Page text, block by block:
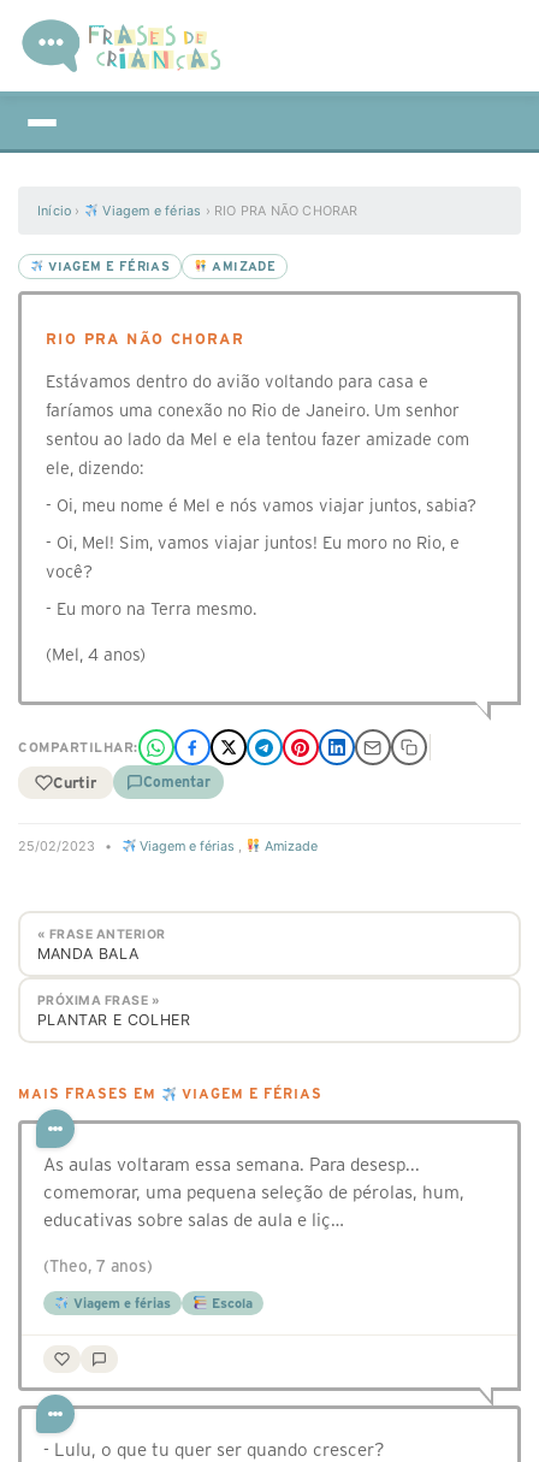
Início › Viagem e férias › RIO PRA NÃO CHORAR
VIAGEM E FÉRIAS AMIZADE
RIO PRA NÃO CHORAR
Estávamos dentro do avião voltando para casa e
faríamos uma conexão no Rio de Janeiro. Um senhor
sentou ao lado da Mel e ela tentou fazer amizade com
ele, dizendo:
- Oi, meu nome é Mel e nós vamos viajar juntos, sabia?
- Oi, Mel! Sim, vamos viajar juntos! Eu moro no Rio, e
você?
- Eu moro na Terra mesmo.
(Mel, 4 anos)
COMPARTILHAR:
Curtir Comentar
25/02/2023 • Viagem e férias , Amizade
« FRASE ANTERIOR
MANDA BALA
PRÓXIMA FRASE »
PLANTAR E COLHER
MAIS FRASES EM VIAGEM E FÉRIAS
As aulas voltaram essa semana. Para desesp...
comemorar, uma pequena seleção de pérolas, hum,
educativas sobre salas de aula e liç…
(Theo, 7 anos)
Viagem e férias Escola
- Lulu, o que tu quer ser quando crescer?